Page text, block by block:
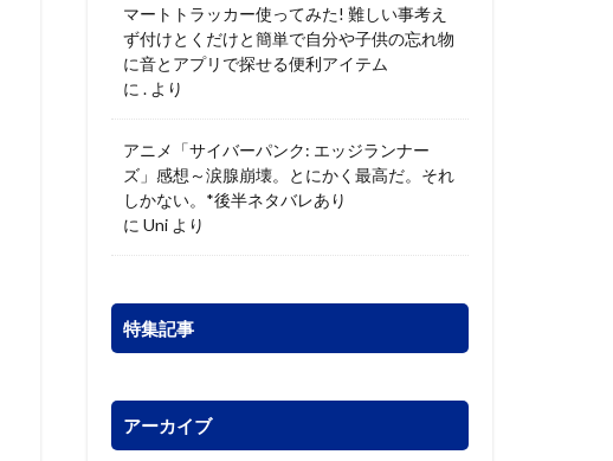
マートトラッカー使ってみた! 難しい事考え
ず付けとくだけと簡単で自分や子供の忘れ物
に音とアプリで探せる便利アイテム
に . より
アニメ「サイバーパンク: エッジランナー
ズ」感想～涙腺崩壊。とにかく最高だ。それ
しかない。*後半ネタバレあり
に Uni より
特集記事
アーカイブ